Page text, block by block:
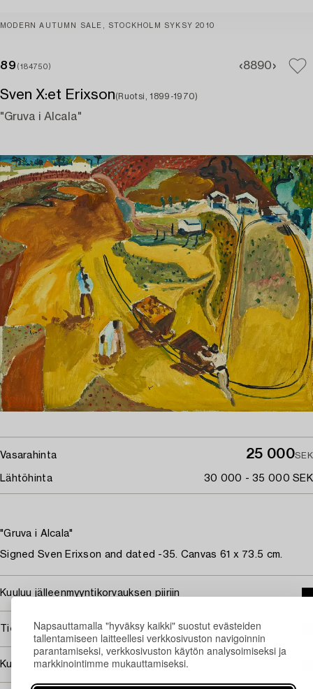
Napsauttamalla "hyväksy kaikki" suostut evästeiden
tallentamiseen laitteellesi verkkosivuston navigoinnin
parantamiseksi, verkkosivuston käytön analysoimiseksi ja
markkinointimme mukauttamiseksi.
MODERN AUTUMN SALE, STOCKHOLM SYKSY 2010
89 (184750) 8890
Sven X:et Erixson(Ruotsi, 1899-1970)
"Gruva i Alcala"
Vasarahinta 25 000SEK
Lähtöhinta 30 000 - 35 000 SEK
"Gruva i Alcala"
Signed Sven Erixson and dated -35. Canvas 61 x 73.5 cm.
Kuuluu jälleenmyyntikorvauksen piiriin
Tietoa ostamisesta
Kuvan käyttöoikeudet